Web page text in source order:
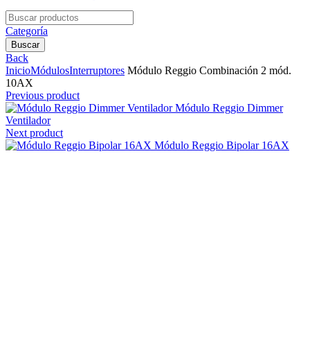
Search
for:
Categoría
Buscar
Back
InicioMódulosInterruptores Módulo Reggio Combinación 2 mód.
10AX
Previous product
Módulo Reggio Dimmer
Ventilador
Next product
Módulo Reggio Bipolar 16AX